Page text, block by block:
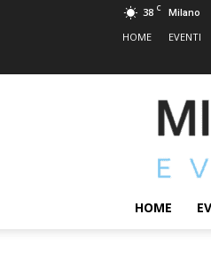
38 C Milano
HOME
EVENTI
HOME